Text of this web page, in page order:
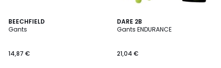
BEECHFIELD
Gants
14,87 €
2
Couleurs
DARE 2B
Gants ENDURANCE
21,04 €